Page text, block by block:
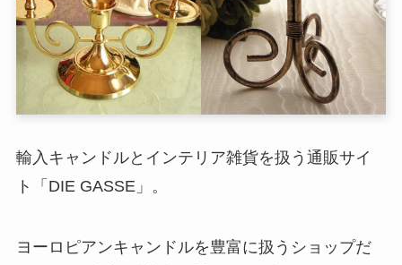
輸入キャンドルとインテリア雑貨を扱う通販サイ
ト「DIE GASSE」。
ヨーロピアンキャンドルを豊富に扱うショップだ